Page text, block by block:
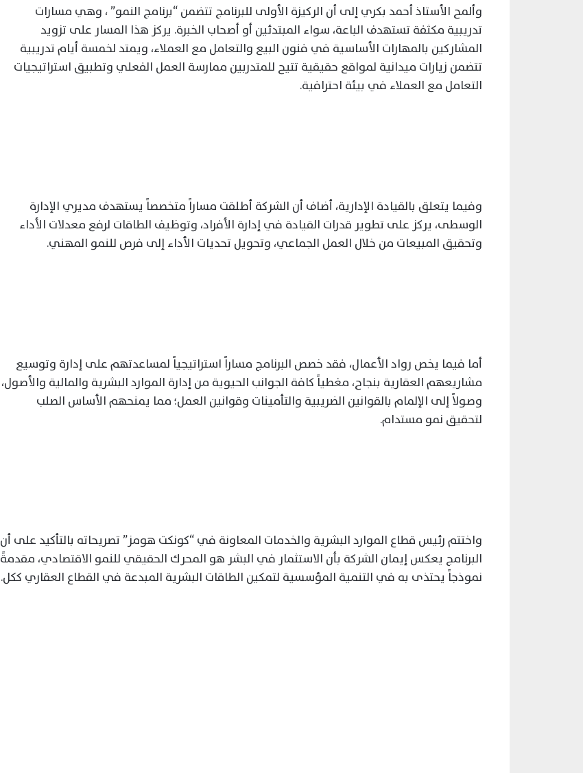
وألمح الأستاذ أحمد بكري إلى أن الركيزة الأولى للبرنامج تتضمن “برنامج النمو” ، وهي مسارات
تدريبية مكثفة تستهدف الباعة، سواء المبتدئين أو أصحاب الخبرة. يركز هذا المسار على تزويد
المشاركين بالمهارات الأساسية في فنون البيع والتعامل مع العملاء، ويمتد لخمسة أيام تدريبية
تتضمن زيارات ميدانية لمواقع حقيقية تتيح للمتدربين ممارسة العمل الفعلي وتطبيق استراتيجيات
التعامل مع العملاء في بيئة احترافية.
وفيما يتعلق بالقيادة الإدارية، أضاف أن الشركة أطلقت مساراً متخصصاً يستهدف مديري الإدارة
الوسطى، يركز على تطوير قدرات القيادة في إدارة الأفراد، وتوظيف الطاقات لرفع معدلات الأداء
وتحقيق المبيعات من خلال العمل الجماعي، وتحويل تحديات الأداء إلى فرص للنمو المهني.
أما فيما يخص رواد الأعمال، فقد خصص البرنامج مساراً استراتيجياً لمساعدتهم على إدارة وتوسيع
مشاريعهم العقارية بنجاح، مغطياً كافة الجوانب الحيوية من إدارة الموارد البشرية والمالية والأصول،
وصولاً إلى الإلمام بالقوانين الضريبية والتأمينات وقوانين العمل؛ مما يمنحهم الأساس الصلب
لتحقيق نمو مستدام.
واختتم رئيس قطاع الموارد البشرية والخدمات المعاونة في “كونكت هومز” تصريحاته بالتأكيد على أن
البرنامج يعكس إيمان الشركة بأن الاستثمار في البشر هو المحرك الحقيقي للنمو الاقتصادي، مقدمةً
نموذجاً يحتذى به في التنمية المؤسسية لتمكين الطاقات البشرية المبدعة في القطاع العقاري ككل.